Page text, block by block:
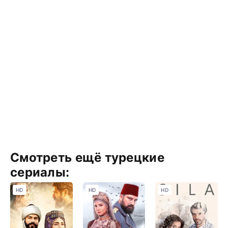
Смотреть ещё турецкие
сериалы:
HD HD HD